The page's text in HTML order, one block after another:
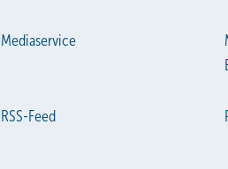
Mediaservice
RSS-Feed